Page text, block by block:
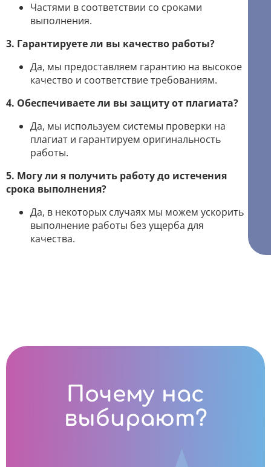
Частями в соответствии со сроками
выполнения.
3. Гарантируете ли вы качество работы?
Да, мы предоставляем гарантию на высокое
качество и соответствие требованиям.
4. Обеспечиваете ли вы защиту от плагиата?
Да, мы используем системы проверки на
плагиат и гарантируем оригинальность
работы.
5. Могу ли я получить работу до истечения
срока выполнения?
Да, в некоторых случаях мы можем ускорить
выполнение работы без ущерба для
качества.
Почему нас
выбирают?